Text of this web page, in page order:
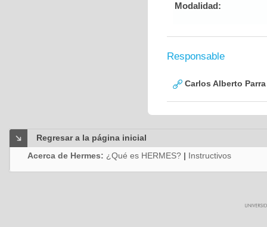
Modalidad:
Responsable
Carlos Alberto
Regresar a la página inicial
Acerca de Hermes: ¿Qué es HERMES? | Instructivos